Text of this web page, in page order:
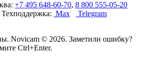
+7 495 648-60-70, 8 800 555-05-20
Max
Telegram
Novicam © 2026. Заметили ошибку?
Ctrl+Enter.